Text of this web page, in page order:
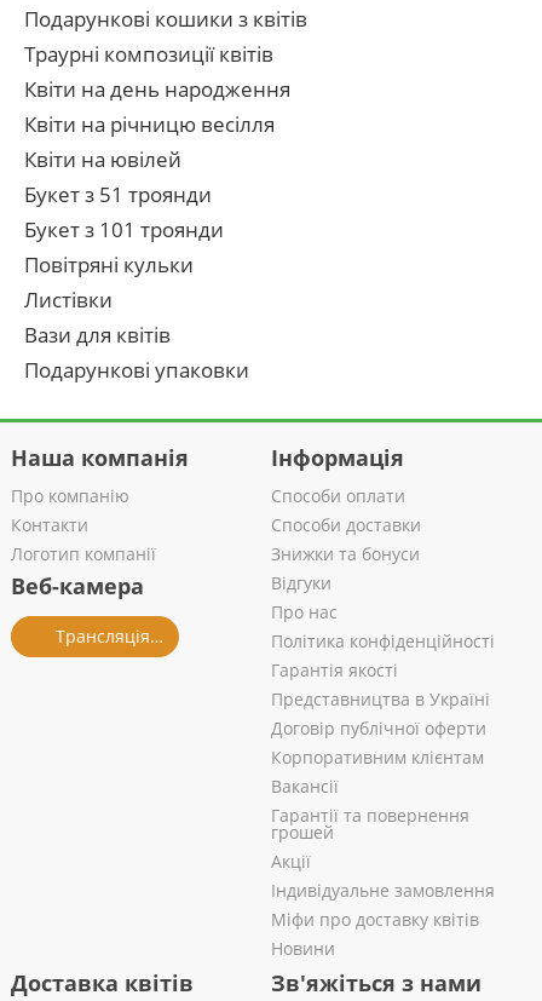
Подарункові кошики з квітів
Траурні композиції квітів
Квіти на день народження
Квіти на річницю весілля
Квіти на ювілей
Букет з 51 троянди
Букет з 101 троянди
Повітряні кульки
Листівки
Вази для квітів
Подарункові упаковки
Наша компанія
Про компанію
Контакти
Логотип компанії
Веб-камера
Трансляція із салону
Інформація
Способи оплати
Способи доставки
Знижки та бонуси
Відгуки
Про нас
Політика конфіденційності
Гарантія якості
Представництва в Україні
Договір публічної оферти
Корпоративним клієнтам
Вакансії
Гарантії та повернення
грошей
Акції
Індивідуальне замовлення
Міфи про доставку квітів
Новини
Доставка квітів Зв'яжіться з нами